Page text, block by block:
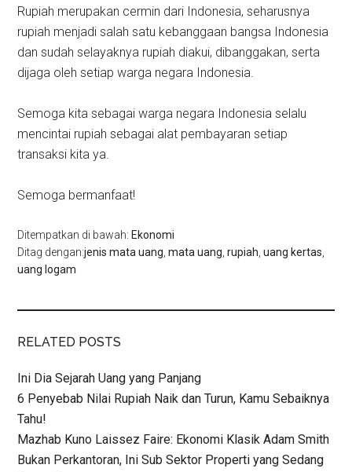
Rupiah merupakan cermin dari Indonesia, seharusnya
rupiah menjadi salah satu kebanggaan bangsa Indonesia
dan sudah selayaknya rupiah diakui, dibanggakan, serta
dijaga oleh setiap warga negara Indonesia.
Semoga kita sebagai warga negara Indonesia selalu
mencintai rupiah sebagai alat pembayaran setiap
transaksi kita ya.
Semoga bermanfaat!
Ditempatkan di bawah: Ekonomi
Ditag dengan:jenis mata uang ,mata uang ,rupiah ,uang kertas
uang logam
RELATED POSTS
Ini Dia Sejarah Uang yang Panjang
6 Penyebab Nilai Rupiah Naik dan Turun, Kamu Sebaiknya
Tahu!
Mazhab Kuno Laissez Faire: Ekonomi Klasik Adam Smith
Bukan Perkantoran, Ini Sub Sektor Properti yang Sedang